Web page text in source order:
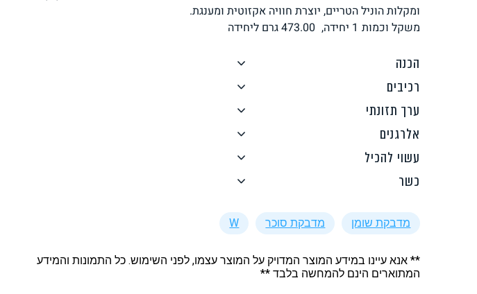
ממרחים ורטבים
איטלקי אסייתי
ומקלות הוניל הטריים, יוצרת חוויה אקזוטית ומענגת.
משקל וכמות 1 יחידה, 473.00גרם ליחידה
הכנה
רכיבים
ערך תזונתי
אלרגנים
עשוי להכיל
כשר
מדבקת שומן מדבקת סוכר W
** אנא עיינו במידע המוצר המדויק על המוצר עצמו, לפני השימוש. כל התמונות והמידע
המתוארים הינם להמחשה בלבד **